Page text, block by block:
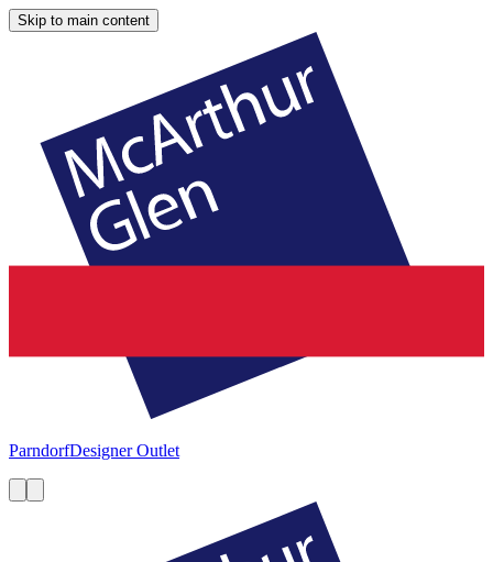
Skip to main content
ParndorfDesigner Outlet